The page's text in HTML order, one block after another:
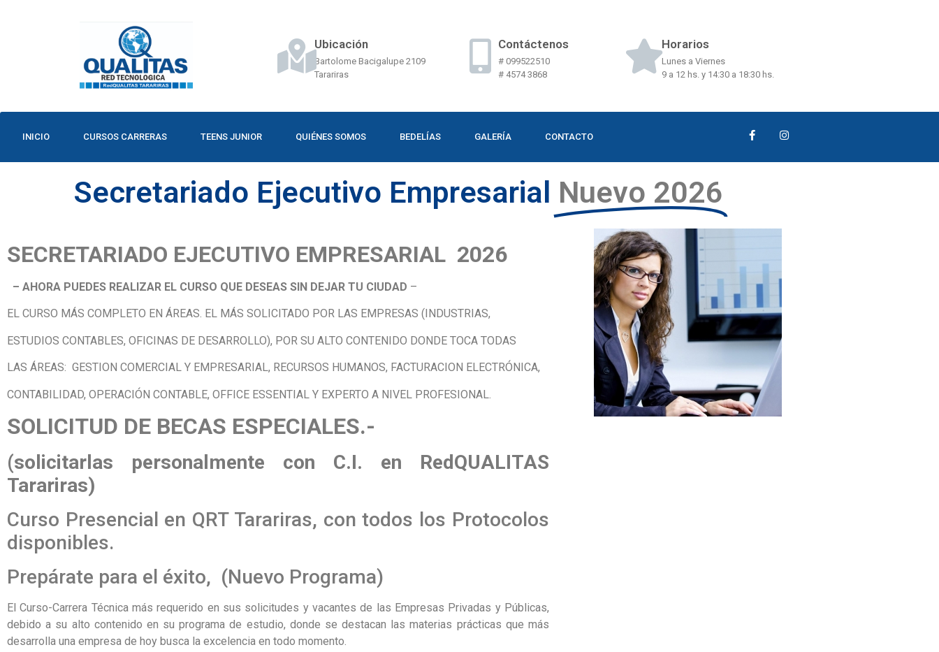
Ubicación
Bartolome Bacigalupe 2109
Tarariras
Contáctenos
# 099522510
# 4574 3868
Horarios
Lunes a Viernes
9 a 12 hs. y 14:30 a 18:30 hs.
INICIO CURSOS CARRERAS TEENS JUNIOR QUIÉNES SOMOS BEDELÍAS GALERÍA CONTACTO
Secretariado Ejecutivo Empresarial Nuevo 2026
SECRETARIADO EJECUTIVO EMPRESARIAL 2026
– AHORA PUEDES REALIZAR EL CURSO QUE DESEAS SIN DEJAR TU CIUDAD –
EL CURSO MÁS COMPLETO EN ÁREAS. EL MÁS SOLICITADO POR LAS EMPRESAS (INDUSTRIAS,
ESTUDIOS CONTABLES, OFICINAS DE DESARROLLO), POR SU ALTO CONTENIDO DONDE TOCA TODAS
LAS ÁREAS: GESTION COMERCIAL Y EMPRESARIAL, RECURSOS HUMANOS, FACTURACION ELECTRÓNICA,
CONTABILIDAD, OPERACIÓN CONTABLE, OFFICE ESSENTIAL Y EXPERTO A NIVEL PROFESIONAL.
SOLICITUD DE BECAS ESPECIALES.-
(solicitarlas personalmente con C.I. en RedQUALITAS
Tarariras)
Curso Presencial en QRT Tarariras, con todos los Protocolos
disponibles.
Prepárate para el éxito, (Nuevo Programa)
El Curso-Carrera Técnica más requerido en sus solicitudes y vacantes de las Empresas Privadas y Públicas,
debidoa su alto contenido en su programa de estudio, donde se destacan las materias prácticas que más
desarrolla una empresa de hoy busca la excelencia en todo momento.